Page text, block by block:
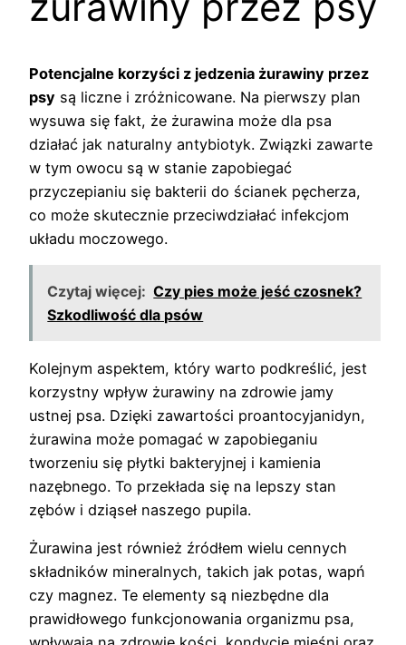
Potencjalne korzyści z jedzenia żurawiny przez
psy są liczne i zróżnicowane. Na pierwszy plan
wysuwa się fakt, że żurawina może dla psa
działać jak naturalny antybiotyk. Związki zawarte
w tym owocu są w stanie zapobiegać
przyczepianiu się bakterii do ścianek pęcherza,
co może skutecznie przeciwdziałać infekcjom
układu moczowego.
Czytaj więcej: Czy pies może jeść czosnek?
Szkodliwość dla psów
Kolejnym aspektem, który warto podkreślić, jest
korzystny wpływ żurawiny na zdrowie jamy
ustnej psa. Dzięki zawartości proantocyjanidyn,
żurawina może pomagać w zapobieganiu
tworzeniu się płytki bakteryjnej i kamienia
nazębnego. To przekłada się na lepszy stan
zębów i dziąseł naszego pupila.
Żurawina jest również źródłem wielu cennych
składników mineralnych, takich jak potas, wapń
czy magnez. Te elementy są niezbędne dla
prawidłowego funkcjonowania organizmu psa,